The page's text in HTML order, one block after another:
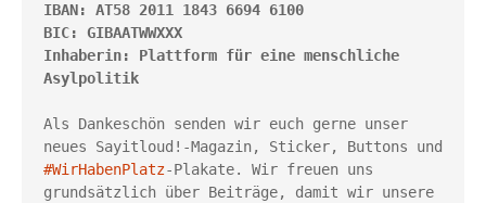
IBAN: AT58 2011 1843 6694 6100
BIC: GIBAATWWXXX
Inhaberin: Plattform für eine menschliche
Asylpolitik
Als Dankeschön senden wir euch gerne unser
#WirHabenPlatz-Plakate. Wir freuen uns
grundsätzlich über Beiträge, damit wir unsere